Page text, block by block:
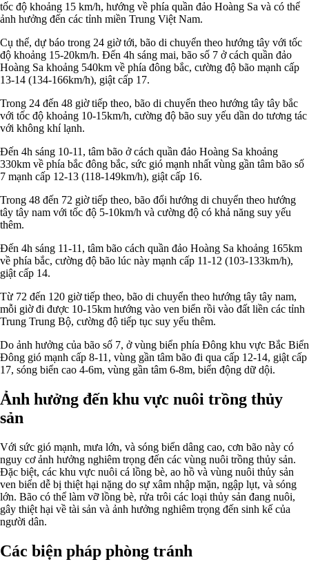
tốc độ khoảng 15 km/h, hướng về phía quần đảo Hoàng Sa và có thể
ảnh hưởng đến các tỉnh miền Trung Việt Nam.
Cụ thể, dự báo trong 24 giờ tới, bão di chuyển theo hướng tây với tốc
độ khoảng 15-20km/h. Đến 4h sáng mai, bão số 7 ở cách quần đảo
Hoàng Sa khoảng 540km về phía đông bắc, cường độ bão mạnh cấp
13-14 (134-166km/h), giật cấp 17.
Trong 24 đến 48 giờ tiếp theo, bão di chuyển theo hướng tây tây bắc
với tốc độ khoảng 10-15km/h, cường độ bão suy yếu dần do tương tác
với không khí lạnh.
Đến 4h sáng 10-11, tâm bão ở cách quần đảo Hoàng Sa khoảng
330km về phía bắc đông bắc, sức gió mạnh nhất vùng gần tâm bão số
7 mạnh cấp 12-13 (118-149km/h), giật cấp 16.
Trong 48 đến 72 giờ tiếp theo, bão đổi hướng di chuyển theo hướng
tây tây nam với tốc độ 5-10km/h và cường độ có khả năng suy yếu
thêm.
Đến 4h sáng 11-11, tâm bão cách quần đảo Hoàng Sa khoảng 165km
về phía bắc, cường độ bão lúc này mạnh cấp 11-12 (103-133km/h),
giật cấp 14.
Từ 72 đến 120 giờ tiếp theo, bão di chuyển theo hướng tây tây nam,
mỗi giờ đi được 10-15km hướng vào ven biển rồi vào đất liền các tỉnh
Trung Trung Bộ, cường độ tiếp tục suy yếu thêm.
Do ảnh hưởng của bão số 7, ở vùng biển phía Đông khu vực Bắc Biển
Đông gió mạnh cấp 8-11, vùng gần tâm bão đi qua cấp 12-14, giật cấp
17, sóng biển cao 4-6m, vùng gần tâm 6-8m, biển động dữ dội.
Ảnh hưởng đến khu vực nuôi trồng thủy
sản
Với sức gió mạnh, mưa lớn, và sóng biển dâng cao, cơn bão này có
nguy cơ ảnh hưởng nghiêm trọng đến các vùng nuôi trồng thủy sản.
Đặc biệt, các khu vực nuôi cá lồng bè, ao hồ và vùng nuôi thủy sản
ven biển dễ bị thiệt hại nặng do sự xâm nhập mặn, ngập lụt, và sóng
lớn. Bão có thể làm vỡ lồng bè, rửa trôi các loại thủy sản đang nuôi,
gây thiệt hại về tài sản và ảnh hưởng nghiêm trọng đến sinh kế của
người dân.
Các biện pháp phòng tránh